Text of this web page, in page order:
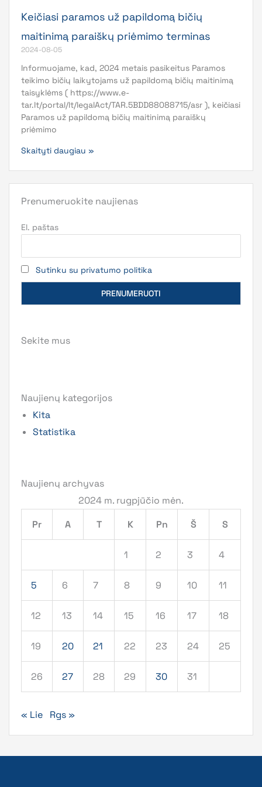
Keičiasi paramos už papildomą bičių
maitinimą paraiškų priėmimo terminas
2024-08-05
Informuojame, kad, 2024 metais pasikeitus Paramos
teikimo bičių laikytojams už papildomą bičių maitinimą
taisyklėms ( https://www.e-
tar.lt/portal/lt/legalAct/TAR.5BDD88088715/asr ), keičiasi
Paramos už papildomą bičių maitinimą paraiškų
priėmimo
Skaityti daugiau »
Prenumeruokite naujienas
El. paštas
Sutinku su privatumo politika
Sekite mus
Naujienų kategorijos
Kita
Statistika
Naujienų archyvas
2024 m. rugpjūčio mėn.
Pr
A T K Pn Š S
1 2 3 4
5 6 7 8 9 10 11
12 13 14 15 16 17 18
19 20 21 22 23 24 25
26 27 28 29 30 31
« Lie Rgs »